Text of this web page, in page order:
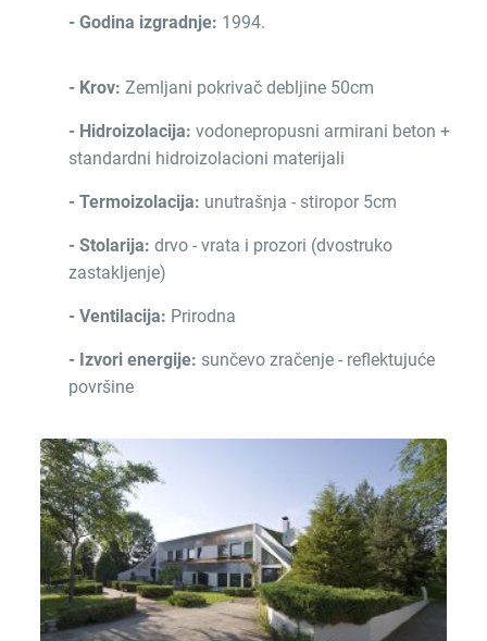
- Godina izgradnje: 1994.
- Krov: Zemljani pokrivač debljine 50cm
- Hidroizolacija: vodonepropusni armirani beton +
standardni hidroizolacioni materijali
- Termoizolacija: unutrašnja - stiropor 5cm
- Stolarija: drvo - vrata i prozori (dvostruko
zastakljenje)
- Ventilacija: Prirodna
- Izvori energije: sunčevo zračenje - reflektujuće
površine